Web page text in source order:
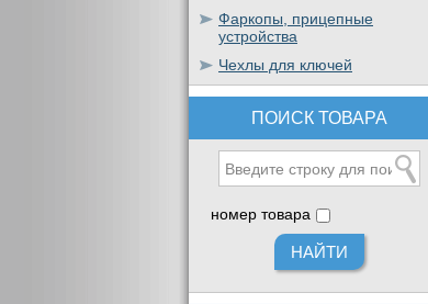
Фаркопы, прицепные
устройства
Чехлы для ключей
ПОИСК ТОВАРА
номер товара